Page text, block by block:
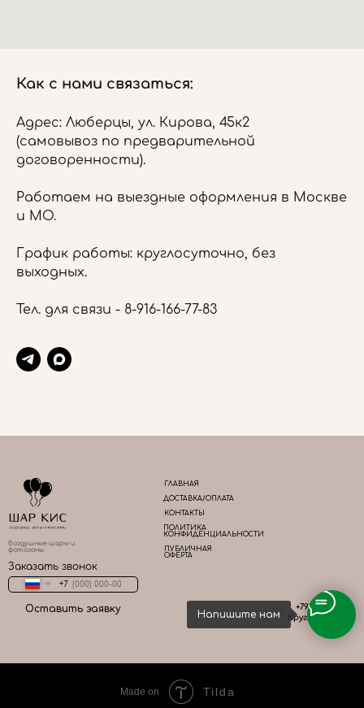
Напишите нам
Как с нами связаться:
Адрес: Люберцы, ул. Кирова, 45к2
(самовывоз по предварительной
договоренности).
Работаем на выездные оформления в Москве
и МО.
График работы: круглосуточно, без
выходных.
Тел. для связи - 8-916-166-77-83
ГЛАВНАЯ
ДОСТАВКА/ОПЛАТА
КОНТАКТЫ
ПОЛИТИКА
КОНФИДЕНЦИАЛЬНОСТИ
ПУБЛИЧНАЯ
ОФЕРТА
+79161667783
Круглосуточно
Воздушные шары и
фотозоны
Заказать звонок
+7
Оставить заявку
Made on Tilda